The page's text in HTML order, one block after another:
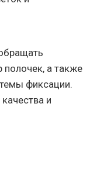
полочек, а также
фиксации.
и